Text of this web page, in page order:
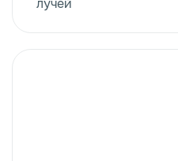
лучей